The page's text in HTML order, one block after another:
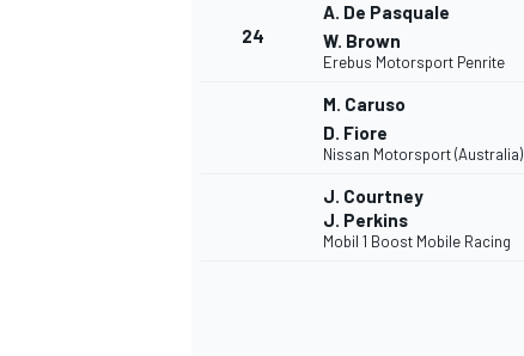
24
A. De Pasquale
W. Brown
Erebus Motorsport Penrite
M. Caruso
D. Fiore
Nissan Motorsport (Australia)
J. Courtney
J. Perkins
Mobil 1 Boost Mobile Racing